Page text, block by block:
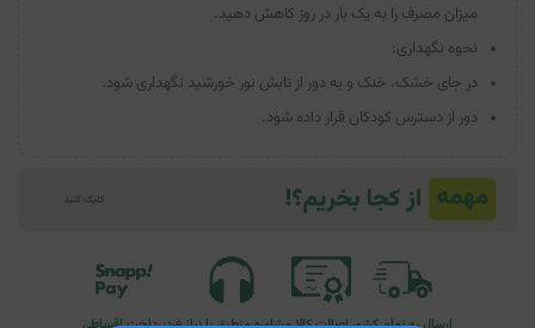
میزان مصرف را به یک بار در روز کاهش دهید.
نحوه نگهداری:
در جای خشک، خنک و به دور از تابش نور خورشید نگهداری شود.
دور از دسترس کودکان قرار داده شود.